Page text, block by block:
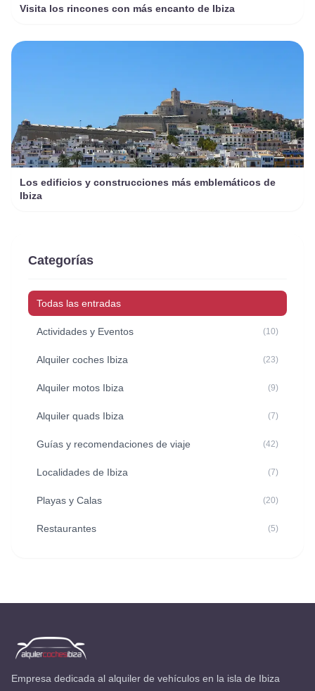
Visita los rincones con más encanto de Ibiza
Los edificios y construcciones más emblemáticos de
Ibiza
Categorías
Todas las entradas
Actividades y Eventos (10)
Alquiler coches Ibiza (23)
Alquiler motos Ibiza (9)
Alquiler quads Ibiza (7)
Guías y recomendaciones de viaje (42)
Localidades de Ibiza (7)
Playas y Calas (20)
Restaurantes (5)
Empresa dedicada al alquiler de vehículos en la isla de Ibiza